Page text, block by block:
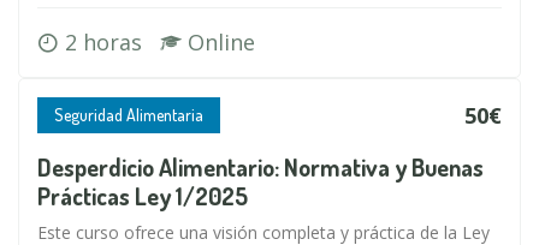
2 horas Online
Seguridad Alimentaria 50€
Desperdicio Alimentario: Normativa y Buenas
Prácticas Ley 1/2025
Este curso ofrece una visión completa y práctica de la Ley